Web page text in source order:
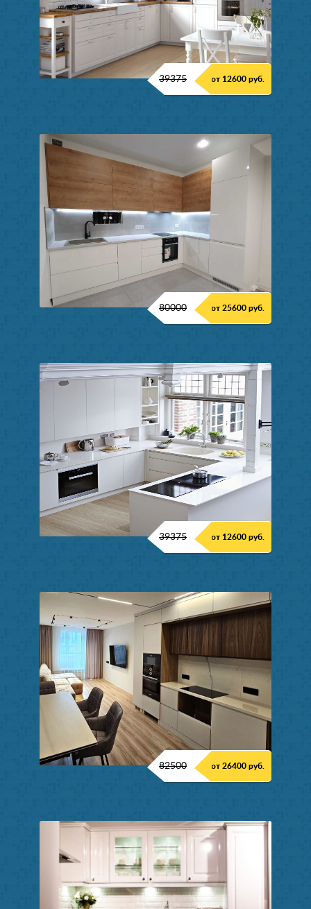
39375 от 12600 руб.
80000 от 25600 руб.
39375 от 12600 руб.
82500 от 26400 руб.